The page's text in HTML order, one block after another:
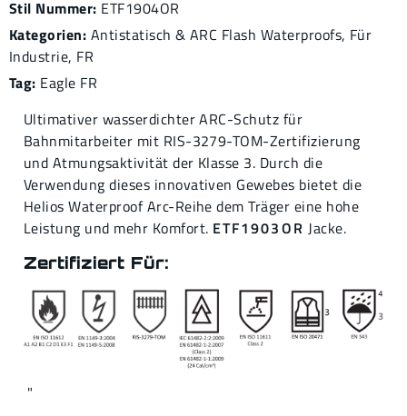
Stil Nummer: ETF1904OR
Kategorien: Antistatisch & ARC Flash Waterproofs, Für
Industrie, FR
Tag: Eagle FR
Ultimativer wasserdichter ARC-Schutz für
Bahnmitarbeiter mit RIS-3279-TOM-Zertifizierung
und Atmungsaktivität der Klasse 3. Durch die
Verwendung dieses innovativen Gewebes bietet die
Helios Waterproof Arc-Reihe dem Träger eine hohe
Leistung und mehr Komfort. ETF1903OR Jacke.
Zertifiziert Für:
"